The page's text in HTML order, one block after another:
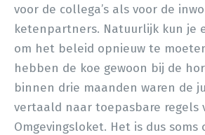
voor de collega’s als voor de
ketenpartners. Natuurlijk kun je
om het beleid opnieuw te
hebben de koe gewoon bij de
binnen drie maanden waren de
vertaald naar toepasbare regels
Omgevingsloket. Het is dus soms